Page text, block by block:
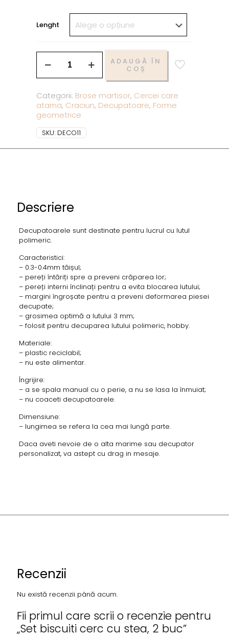
Lenght
ADAUGĂ ÎN
COȘ
Categorii: Brose martisor, Cercei care
atarna, Craciun, Decupatoare, Forme
geometrice
SKU: DECO11
Descriere
Decupatoarele sunt destinate pentru lucrul cu lutul
polimeric.
Caracteristici:
– 0.3-0.4mm tăișul;
– pereți întăriți spre a preveni crăparea lor;
– pereți interni înclinați pentru a evita blocarea lutului;
– margini îngroșate pentru a preveni deformarea piesei
decupate;
– grosimea optimă a lutului 3 mm;
– folosit pentru decuparea lutului polimeric, hobby.
Materiale:
– plastic reciclabil;
– nu este alimentar.
Îngrijire:
– a se spala manual cu o perie, a nu se lasa la înmuiat;
– nu coaceti decupatoarele.
Dimensiune:
– lungimea se refera la cea mai lungă parte.
Daca aveti nevoie de o alta marime sau decupator
personalizat, va astept cu drag in mesaje.
Recenzii
Nu există recenzii până acum.
Fii primul care scrii o recenzie pentru
„Set biscuiti cerc cu stea, 2 buc”